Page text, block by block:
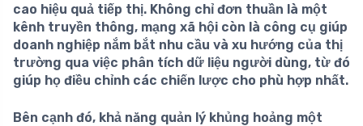
cao hiệu quả tiếp thị. Không chỉ đơn thuần là một
kênh truyền thông, mạng xã hội còn là công cụ giúp
doanh nghiệp nắm bắt nhu cầu và xu hướng của thị
trường qua việc phân tích dữ liệu người dùng, từ đó
giúp họ điều chỉnh các chiến lược cho phù hợp nhất.
Bên cạnh đó, khả năng quản lý khủng hoảng một